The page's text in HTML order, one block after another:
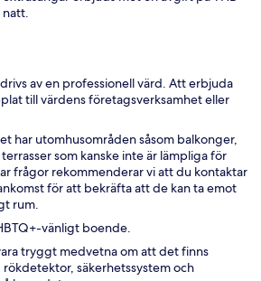
natt.
av en professionell värd. Att erbjuda
till värdens företagsverksamhet eller
har utomhusområden såsom balkonger,
som kanske inte är lämpliga för
frågor rekommenderar vi att du kontaktar
för att bekräfta att de kan ta emot
rum.
vänligt boende.
tryggt medvetna om att det finns
rökdetektor, säkerhetssystem och